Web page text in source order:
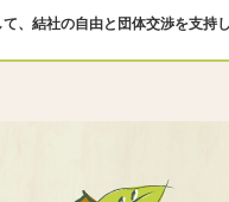
て、結社の自由と団体交渉を支持